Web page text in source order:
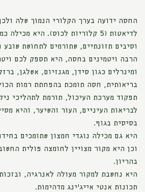
החסה ידועה בערך הקלורי הנמוך שלה
לדיאטות (5 קלוריות לכוס). היא
וסיבים תזונתיים, שתורמים לתחושת שובע
ומינרלים כגון סידן, מגנזיום, אשלגן,
בריאותית, חסה תומכת בהפחתת רמות
תפקוד מערכת העיכול, תורמת לתהליכי
לבריאות העיניים, העור והשיער, והיא
בסיסית בגוף.
היא גם מכילה נוגדי חמצון שתומכים
וכן היא מקור מצויין לחומצה פולית
בהריון.
היא נחשבת למקור מעולה לאנרגיה,
תכונות אנטי אייג'ינג מדהימות.